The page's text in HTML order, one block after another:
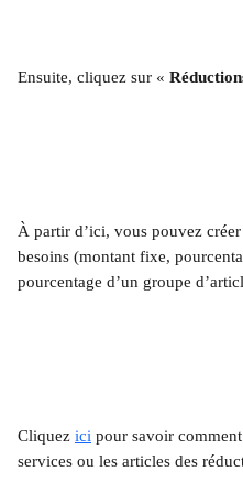
Ensuite, cliquez sur «
À partir d’ici, vous pouvez
besoins (montant fixe,
pourcentage d’un groupe
Cliquez ici pour savoir
services ou les articles des